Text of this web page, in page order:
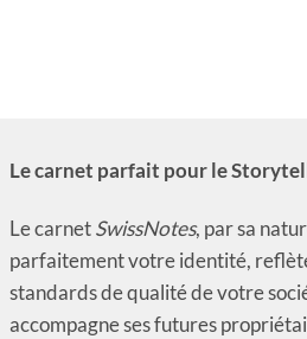
Le carnet parfait pour le
Le carnetSwissNotes, par sa
parfaitement votre identité,
standards de qualité de votre
accompagne ses futures